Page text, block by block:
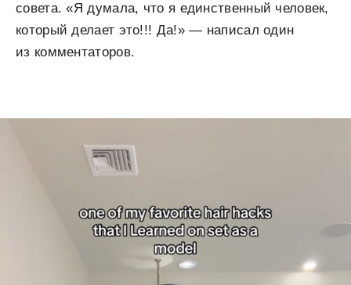
совета. «Я думала, что я единственный человек,
который делает это!!! Да!» — написал один
из комментаторов.